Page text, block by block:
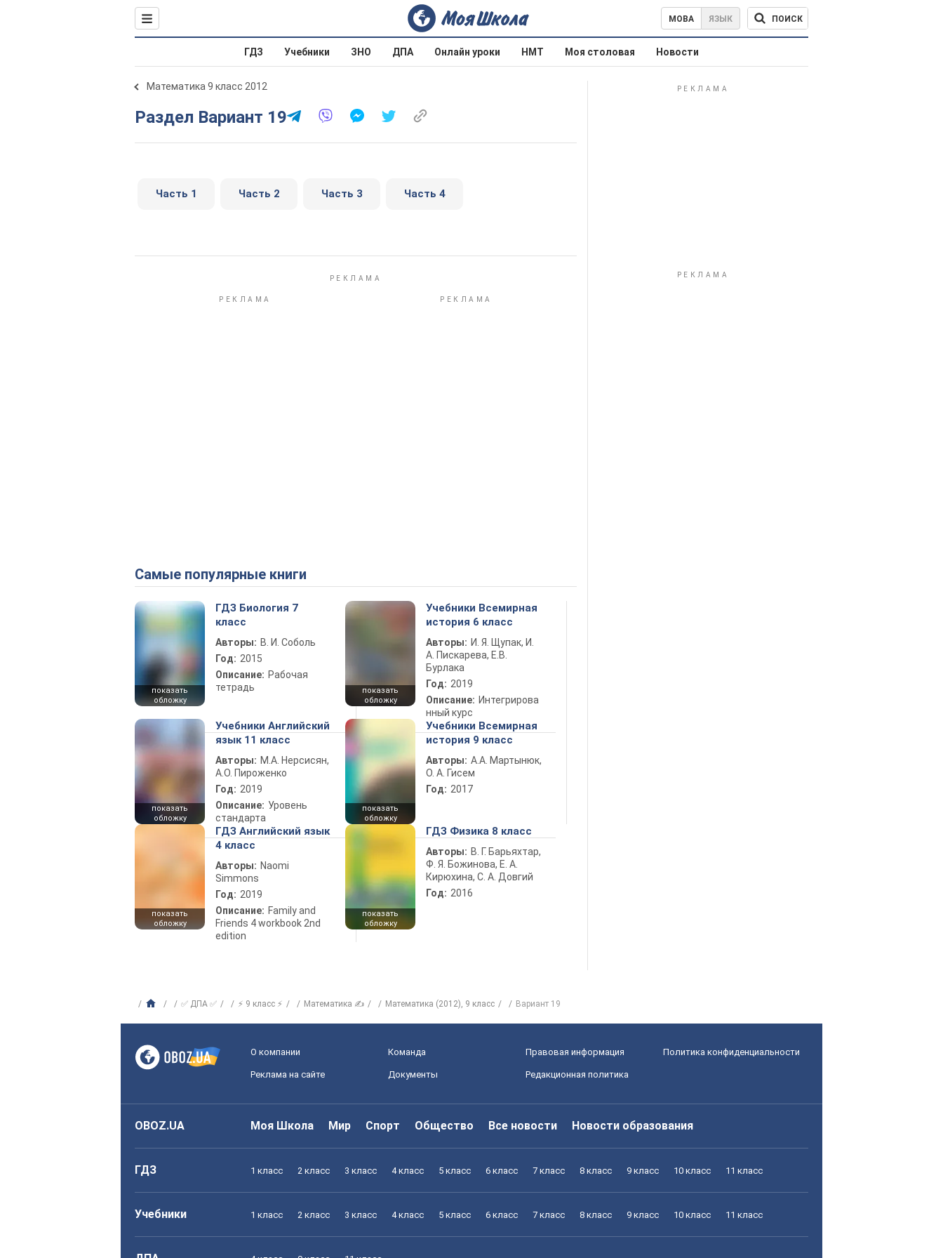
МОВА ЯЗЫК ПОИСК
ГДЗ Учебники ЗНО ДПА Онлайн уроки НМТ Моя столовая Новости
Математика 9 класс 2012
Раздел Вариант 19
Часть 1 Часть 2 Часть 3 Часть 4
Самые популярные книги
показать
обложку
ГДЗ Биология 7
класс
Авторы: В. И. Соболь
Год: 2015
Описание: Рабочая
тетрадь
показать
обложку
Учебники Всемирная
история 6 класс
Авторы: И. Я. Щупак, И.
А. Пискарева, Е.В.
Бурлака
Год: 2019
Описание: Интегрирова
нный курс
показать
обложку
Учебники Английский
язык 11 класс
Авторы: М.А. Нерсисян,
А.О. Пироженко
Год: 2019
Описание: Уровень
стандарта
показать
обложку
Учебники Всемирная
история 9 класс
Авторы: А.А. Мартынюк,
О. А. Гисем
Год: 2017
показать
обложку
ГДЗ Английский язык
4 класс
Авторы: Naomi
Simmons
Год: 2019
Описание: Family and
Friends 4 workbook 2nd
edition
показать
обложку
ГДЗ Физика 8 класс
Авторы: В. Г. Барьяхтар,
Ф. Я. Божинова, Е. А.
Кирюхина, С. А. Довгий
Год: 2016
✅ ДПА ✅ ⚡ 9 класс ⚡ Математика ✍ Математика (2012), 9 класс Вариант 19
О компании Команда Правовая информация Политика конфиденциальности
Реклама на сайте Документы Редакционная политика
OBOZ.UA Моя Школа Мир Спорт Общество Все новости Новости образования
ГДЗ 1 класс 2 класс 3 класс 4 класс 5 класс 6 класс 7 класс 8 класс 9 класс 10 класс 11 класс
Учебники 1 класс 2 класс 3 класс 4 класс 5 класс 6 класс 7 класс 8 класс 9 класс 10 класс 11 класс